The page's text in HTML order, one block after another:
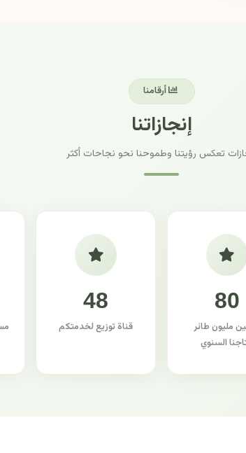
أرقامنا
إنجازاتنا
تعكس رؤيتنا وطموحنا نحو نجاحات أكثر
80
مليون طائر
السنوي
48
قناة توزيع لخدمتكم